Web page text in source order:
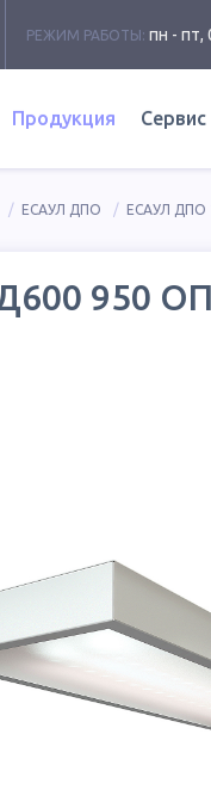
РЕЖИМ РАБОТЫ: пн - пт,
Продукция Сервис
ЕСАУЛ ДПО ЕСАУЛ ДПО
950